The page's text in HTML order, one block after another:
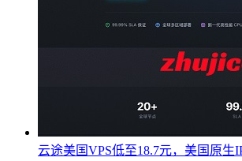
云途美国VPS低至18.7元，美国原生